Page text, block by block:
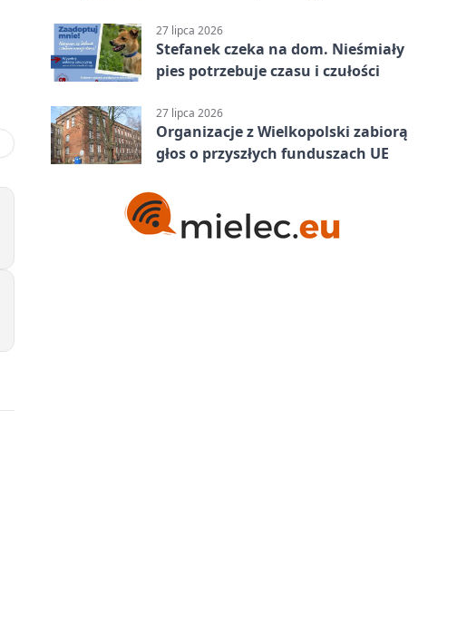
27 lipca 2026
Stefanek czeka na dom. Nieśmiały
pies potrzebuje czasu i czułości
27 lipca 2026
Organizacje z Wielkopolski zabiorą
głos o przyszłych funduszach UE